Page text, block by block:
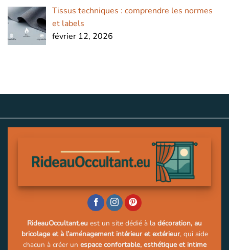
Tissus techniques : comprendre les normes
et labels
février 12, 2026
RideauOccultant.eu est un site dédié à la décoration, au
bricolage et à l’aménagement intérieur et extérieur, qui aide
chacun à créer un espace confortable, esthétique et intime